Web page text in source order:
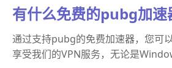
有什么免费的pubg加速
通过支持pubg的免费加速器，您可
享受我们的VPN服务，无论是